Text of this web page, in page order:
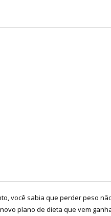
você sabia que perder peso
plano de dieta que vem